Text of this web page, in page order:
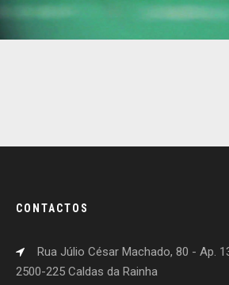
CONTACTOS
Rua Júlio César Machado, 80 - Ap.
2500-225 Caldas da Rainha